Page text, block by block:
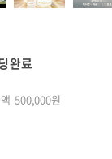
완료
500,000원